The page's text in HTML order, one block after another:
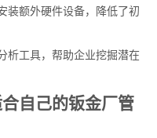
额外硬件设备，降低了初
工具，帮助企业挖掘潜在
自己的钣金厂管